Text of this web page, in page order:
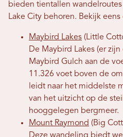
bieden tientallen
Lake City behoren. Bekijk
Maybird Lakes (Little
De Maybird Lakes (er
Maybird Gulch aan de
11.326 voet boven de
leidt naar het middelste
van het uitzicht op de
hooggelegen bergmeer.
Mount Raymond (Big